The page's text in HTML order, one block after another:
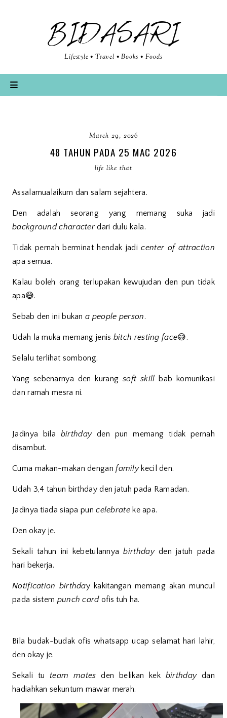
BIDASARI
Lifestyle • Travel • Books • Foods
March 29, 2026
48 TAHUN PADA 25 MAC 2026
life like that
Assalamualaikum dan salam sejahtera.
Den adalah seorang yang memang suka jadi
background characterdari dulu kala.
Tidak pernah berminat hendak jadicenter of attraction
apa semua.
Kalau boleh orang terlupakan kewujudan den pun tidak
apa😅.
Sebab den ini bukan a people person.
Udah la muka memang jenis bitch resting face😅.
Selalu terlihat sombong.
Yang sebenarnya den kurangsoft skill bab komunikasi
dan ramah mesra ni.
Jadinya bila birthdayden pun memang tidak pernah
disambut.
Cuma makan-makan denganfamilykecil den.
Udah 3,4 tahun birthday den jatuh pada Ramadan.
Jadinya tiada siapa puncelebrateke apa.
Den okay je.
Sekali tahun ini kebetulannyabirthdayden jatuh pada
hari bekerja.
Notification birthday kakitangan memang akan muncul
pada sistem punch cardofis tuh ha.
Bila budak-budak ofis whatsapp ucap selamat hari lahir,
den okay je.
Sekali tu team mates den belikan kek birthdaydan
hadiahkan sekuntum mawar merah.